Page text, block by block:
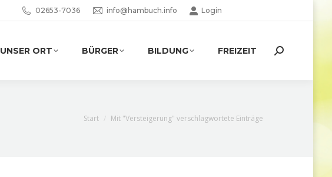
02653-7036 info@hambuch.info Login
UNSER ORT BÜRGER BILDUNG FREIZEIT Search:
Sie befinden sich hier:
Start Mit "Versteigerung" verschlagwortete Einträge